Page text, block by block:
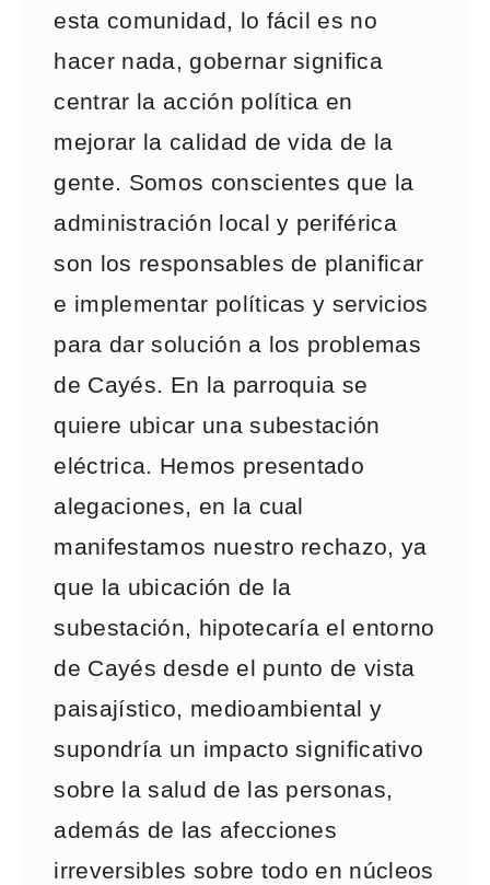
esta comunidad, lo fácil es no
hacer nada, gobernar significa
centrar la acción política en
mejorar la calidad de vida de la
gente. Somos conscientes que la
administración local y periférica
son los responsables de planificar
e implementar políticas y servicios
para dar solución a los problemas
de Cayés. En la parroquia se
quiere ubicar una subestación
eléctrica. Hemos presentado
alegaciones, en la cual
manifestamos nuestro rechazo, ya
que la ubicación de la
subestación, hipotecaría el entorno
de Cayés desde el punto de vista
paisajístico, medioambiental y
supondría un impacto significativo
sobre la salud de las personas,
además de las afecciones
irreversibles sobre todo en núcleos